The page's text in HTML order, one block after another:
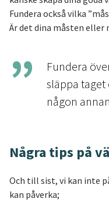
Fundera också vilka
Är det dina måsten eller
Fundera
släppa taget
någon
Några tips på
Och till sist, vi kan inte
kan påverka;